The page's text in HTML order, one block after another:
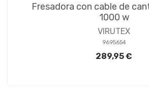
Fresadora con cable de
1000 w
VIRUTEX
9695654
289,95 €